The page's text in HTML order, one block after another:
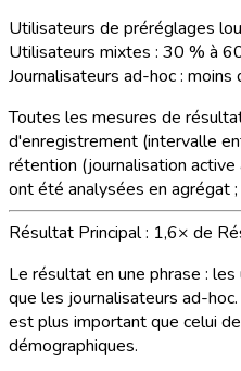
Utilisateurs de préréglages
Utilisateurs mixtes : 30 % à
Journalisateurs ad-hoc : moins
Toutes les mesures de
d'enregistrement (intervalle
rétention (journalisation
ont été analysées en agrégat
Résultat Principal : 1,6× de
Le résultat en une phrase : les
que les journalisateurs ad-hoc
est plus important que celui
démographiques.